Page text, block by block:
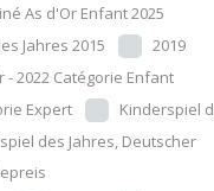
As d'Or Enfant 2025
Jahres 2015
2019
- 2022 Catégorie Enfant
Expert
Kinderspiel
des Jahres, Deutscher